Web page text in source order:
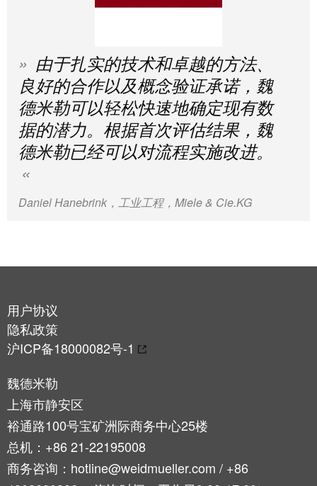
制
器
I/O
系
统
业
以
工
计
和
可
视
化
德
米
勒
SNAP
IN
联
技
术
2022
创
Joachim
Herz
基
金
由于扎实的技术和卓越的方法、
良好的合作以及概念验证承诺，魏
德米勒可以轻松快速地确定现有数
据的潜力。根据首次评估结果，魏
德米勒已经可以对流程实施改进。
Daniel Hanebrink，工业工程，Miele & Cie.KG
用户协议
隐私政策
沪ICP备18000082号-1
魏德米勒
上海市静安区
裕通路100号宝矿洲际商务中心25楼
总机：+86 21-22195008
商务咨询：hotline@weidmueller.com / +86